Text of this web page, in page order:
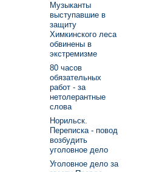
Музыканты
выступавшие в
защиту
Химкинского леса
обвинены в
экстремизме
80 часов
обязательных
работ - за
нетолерантные
слова
Норильск.
Переписка - повод
возбудить
уголовное дело
Уголовное дело за